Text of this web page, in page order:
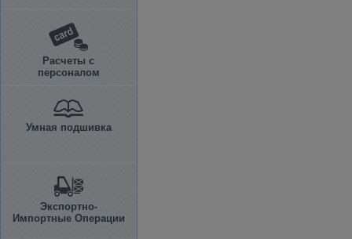
Расчеты с
персоналом
Умная подшивка
Экспортно-
Импортные Операции